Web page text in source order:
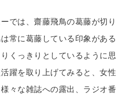
では、齋藤飛鳥の葛藤が切り
常に葛藤している印象がある
くっきりとしているように思
躍を取り上げてみると、女性
々な雑誌への露出、ラジオ番